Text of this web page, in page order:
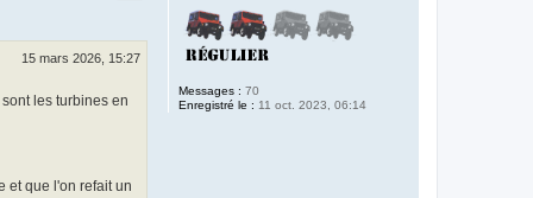
Messages : 70
Enregistré le : 11 oct. 2023, 06:14
15 mars 2026, 15:27
les turbines en
et que l'on refait un